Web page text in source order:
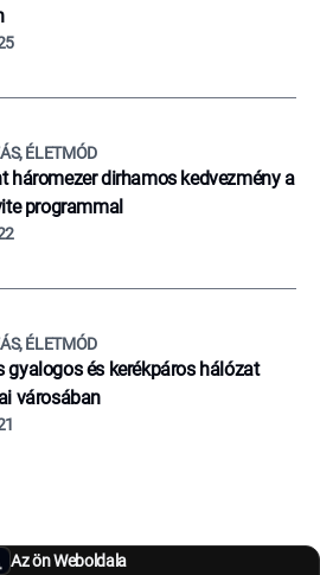
ÉLETMÓD
háromezer dirhamos kedvezmény a
programmal
ÉLETMÓD
gyalogos és kerékpáros hálózat
városában
Az ön Weboldala